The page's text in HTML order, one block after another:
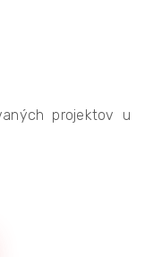
projektov u